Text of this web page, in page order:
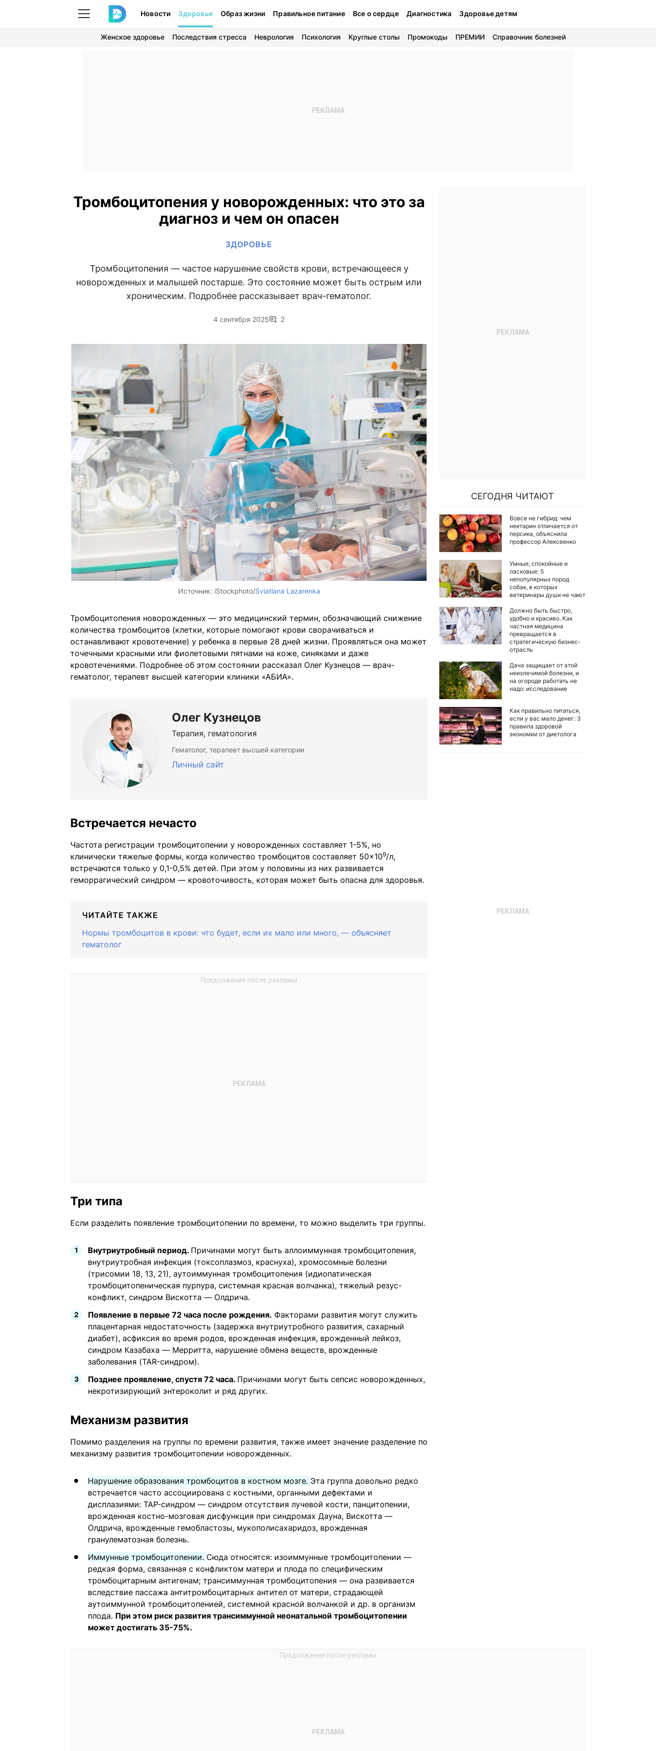
Новости Здоровье Образ жизни Правильное питание Все о сердце Диагностика Здоровье детям
Женское здоровье Последствия стресса Неврология Психология Круглые столы Промокоды ПРЕМИИ Справочник болезней
Тромбоцитопения у новорожденных: что это за
диагноз и чем он опасен
ЗДОРОВЬЕ
Тромбоцитопения — частое нарушение свойств крови, встречающееся у
новорожденных и малышей постарше. Это состояние может быть острым или
хроническим. Подробнее рассказывает врач-гематолог.
4 сентября 2025 2
Источник: iStockphoto/Sviatlana Lazarenka
Тромбоцитопения новорожденных — это медицинский термин, обозначающий снижение
количества тромбоцитов (клетки, которые помогают крови сворачиваться и
останавливают кровотечение) у ребенка в первые 28 дней жизни. Проявляться она может
точечными красными или фиолетовыми пятнами на коже, синяками и даже
кровотечениями. Подробнее об этом состоянии рассказал Олег Кузнецов — врач-
гематолог, терапевт высшей категории клиники «АБИА».
Олег Кузнецов
Терапия, гематология
Гематолог, терапевт высшей категории
Личный сайт
Встречается нечасто
Частота регистрации тромбоцитопении у новорожденных составляет 1-5%, но
клинически тяжелые формы, когда количество тромбоцитов составляет 50×109/л,
встречаются только у 0,1-0,5% детей. При этом у половины из них развивается
геморрагический синдром — кровоточивость, которая может быть опасна для здоровья.
ЧИТАЙТЕ ТАКЖЕ
Нормы тромбоцитов в крови: что будет, если их мало или много, — объясняет
гематолог
Три типа
Если разделить появление тромбоцитопении по времени, то можно выделить три группы.
Внутриутробный период. Причинами могут быть аллоиммунная тромбоцитопения,
внутриутробная инфекция (токсоплазмоз, краснуха), хромосомные болезни
(трисомии 18, 13, 21), аутоиммунная тромбоцитопения (идиопатическая
тромбоцитопеническая пурпура, системная красная волчанка), тяжелый резус-
конфликт, синдром Вискотта — Олдрича.
Появление в первые 72 часа после рождения. Факторами развития могут служить
плацентарная недостаточность (задержка внутриутробного развития, сахарный
диабет), асфиксия во время родов, врожденная инфекция, врожденный лейкоз,
синдром Казабаха — Мерритта, нарушение обмена веществ, врожденные
заболевания (TAR-синдром).
Позднее проявление, спустя 72 часа. Причинами могут быть сепсис новорожденных,
некротизирующий энтероколит и ряд других.
Механизм развития
Помимо разделения на группы по времени развития, также имеет значение разделение по
механизму развития тромбоцитопении новорожденных.
Нарушение образования тромбоцитов в костном мозге. Эта группа довольно редко
встречается часто ассоциирована с костными, органными дефектами и
дисплазиями: ТАР-синдром — синдром отсутствия лучевой кости, панцитопении,
врожденная костно-мозговая дисфункция при синдромах Дауна, Вискотта —
Олдрича, врожденные гемобластозы, мукополисахаридоз, врожденная
гранулематозная болезнь.
Иммунные тромбоцитопении. Сюда относятся: изоиммунные тромбоцитопении —
редкая форма, связанная с конфликтом матери и плода по специфическим
тромбоцитарным антигенам; трансиммунная тромбоцитопения — она развивается
вследствие пассажа антитромбоцитарных антител от матери, страдающей
аутоиммунной тромбоцитопенией, системной красной волчанкой и др. в организм
плода. При этом риск развития трансиммунной неонатальной тромбоцитопении
может достигать 35-75%.
СЕГОДНЯ ЧИТАЮТ
Вовсе не гибрид: чем
нектарин отличается от
персика, объяснила
профессор Алексеенко
Умные, спокойные и
ласковые: 5
непопулярных пород
собак, в которых
ветеринары души не чают
Должно быть быстро,
удобно и красиво. Как
частная медицина
превращается в
стратегическую бизнес-
отрасль
Дача защищает от этой
неизлечимой болезни, и
на огороде работать не
надо: исследование
Как правильно питаться,
если у вас мало денег: 3
правила здоровой
экономии от диетолога